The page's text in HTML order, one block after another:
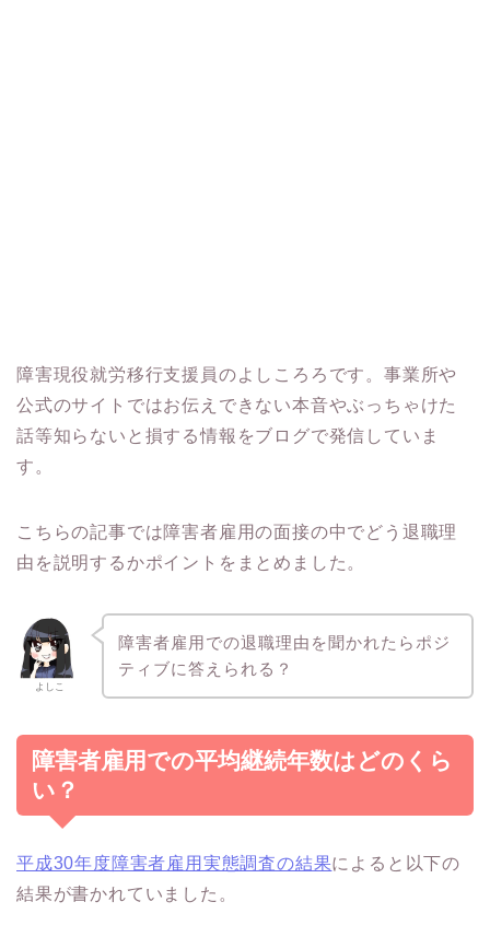
障害現役就労移行支援員のよしころろです。事業所や
公式のサイトではお伝えできない本音やぶっちゃけた
話等知らないと損する情報をブログで発信していま
す。
こちらの記事では障害者雇用の面接の中でどう退職理
由を説明するかポイントをまとめました。
よしこ
障害者雇用での退職理由を聞かれたらポジ
ティブに答えられる？
障害者雇用での平均継続年数はどのくら
い？
平成30年度障害者雇用実態調査の結果によると以下の
結果が書かれていました。